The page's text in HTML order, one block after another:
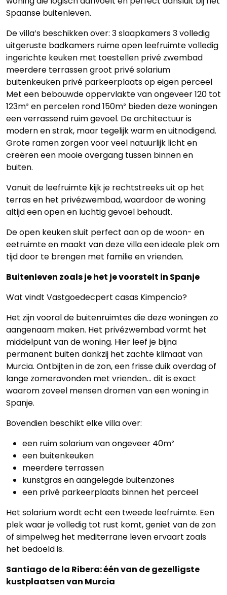
Home
Lopende
projecten
Alle
Panden
Over
ons
Ons
team
Ons
Spaanse buitenleven.
De villa’s beschikken over: 3 slaapkamers 3 volledig
uitgeruste badkamers ruime open leefruimte volledig
ingerichte keuken met toestellen privé zwembad
meerdere terrassen groot privé solarium
buitenkeuken privé parkeerplaats op eigen perceel
Met een bebouwde oppervlakte van ongeveer 120 tot
123m² en percelen rond 150m² bieden deze woningen
een verrassend ruim gevoel. De architectuur is
modern en strak, maar tegelijk warm en uitnodigend.
Grote ramen zorgen voor veel natuurlijk licht en
creëren een mooie overgang tussen binnen en
buiten.
Vanuit de leefruimte kijk je rechtstreeks uit op het
terras en het privézwembad, waardoor de woning
altijd een open en luchtig gevoel behoudt.
De open keuken sluit perfect aan op de woon- en
eetruimte en maakt van deze villa een ideale plek om
tijd door te brengen met familie en vrienden.
Buitenleven zoals je het je voorstelt in Spanje
Wat vindt Vastgoedecpert casas Kimpencio?
Het zijn vooral de buitenruimtes die deze woningen zo
aangenaam maken. Het privézwembad vormt het
middelpunt van de woning. Hier leef je bijna
permanent buiten dankzij het zachte klimaat van
Murcia. Ontbijten in de zon, een frisse duik overdag of
lange zomeravonden met vrienden… dit is exact
waarom zoveel mensen dromen van een woning in
Spanje.
Bovendien beschikt elke villa over:
een ruim solarium van ongeveer 40m²
een buitenkeuken
meerdere terrassen
kunstgras en aangelegde buitenzones
een privé parkeerplaats binnen het perceel
Het solarium wordt echt een tweede leefruimte. Een
plek waar je volledig tot rust komt, geniet van de zon
of simpelweg het mediterrane leven ervaart zoals
het bedoeld is.
Santiago de la Ribera: één van de gezelligste
kustplaatsen van Murcia